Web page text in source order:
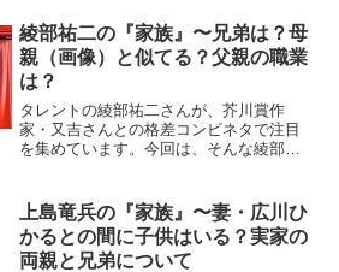
ろ）生年月日：1972年〈昭和47年〉3月
20日身 長：1...
綾部祐二の『家族』〜兄弟は？母
親（画像）と似てる？父親の職業
は？
タレントの綾部祐二さんが、芥川賞作
家・又吉さんとの格差コンビネタで注目
を集めています。今回は、そんな綾部さ
いる？綾部祐二さんの兄弟としては、お
兄さんが1人います。綾部さ...
上島竜兵の『家族』〜妻・広川ひ
かるとの間に子供はいる？実家の
両親と兄弟について